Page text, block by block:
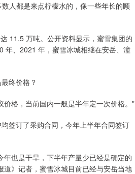
人都是来点柠檬水的，像一些年长的顾
11.5 万吨。公开资料显示，蜜雪集团的
年、2021 年，蜜雪冰城相继在安岳、潼
终价格？
格，当前国内一般是半年定一次价格。"
签订了采购合同，今年上半年合同签订
也是干旱，下半年产量少已经是确定的
》记者，蜜雪冰城目前已经与安岳当地